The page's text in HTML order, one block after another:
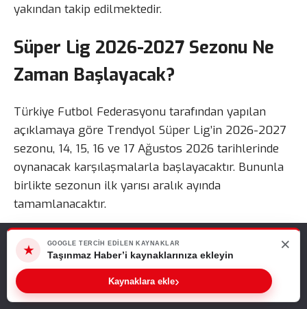
Süper Lig 2026-2027 Sezonu Ne Zaman Başlayacak? İşte İlk Hafta Maç Programı ve Sezon Takvimi
yakından takip edilmektedir.
Süper Lig 2026-2027 Sezonu Ne
Zaman Başlayacak?
Türkiye Futbol Federasyonu tarafından yapılan
açıklamaya göre Trendyol Süper Lig’in 2026-2027
sezonu, 14, 15, 16 ve 17 Ağustos 2026 tarihlerinde
oynanacak karşılaşmalarla başlayacaktır. Bununla
birlikte sezonun ilk yarısı aralık ayında
tamamlanacaktır.
TFF tarafından açıklanan sezon takvimi şu şekilde
belirlenmiştir:
Sezon başlangıcı: 14-17 Ağustos 2026
Web sitemizde size en iyi deneyimi sunabilmemiz için çerezleri
kullanıyoruz. Bu siteyi kullanmaya devam ederseniz, bunu kabul
ettiğinizi varsayarız.
Tamam
★
GOOGLE TERCIH EDILEN KAYNAKLAR
Taşınmaz Haber’i kaynaklarınıza ekleyin
Kaynaklara ekle›
×